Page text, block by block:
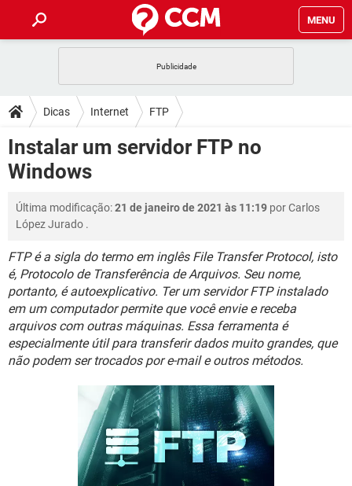
MENU
CELULAR
OUTLOOK EXCEL
INSTAGRAM
DICAS
JOGOS
CELULAR FACEBOOK
INSTAGRAM GMAIL
DOWNLOADS
JOGOS
OUTLOOK
INSTAGRAM GMAIL
GUIA DE COMPRAS
FÓRUM
JOGOS WHATSAPP
OUTLOOK EXCEL
INSTAGRAM GMAIL
GUIA DE COMPRAS
GLOSSÁRIO
JOGOS WHATSAPP
CELULAR FACEBOOK
OUTLOOK EXCEL
INSTAGRAM GMAIL
GUIA DE COMPRAS
Dicas Internet FTP
Instalar um servidor FTP no
Windows
Última modificação:21 de janeiro de 2021 às 11:19 porCarlos
López Jurado .
FTP é a sigla do termo em inglês File Transfer Protocol, isto
é, Protocolo de Transferência de Arquivos. Seu nome,
portanto, é autoexplicativo. Ter um servidor FTP instalado
em um computador permite que você envie e receba
arquivos com outras máquinas. Essa ferramenta é
especialmente útil para transferir dados muito grandes, que
não podem ser trocados por e-mail e outros métodos.